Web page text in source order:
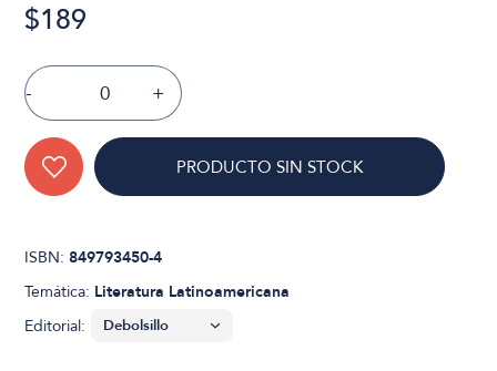
$189
- +
PRODUCTO SIN STOCK
ISBN:849793450-4
Temática: Literatura Latinoamericana
Editorial: